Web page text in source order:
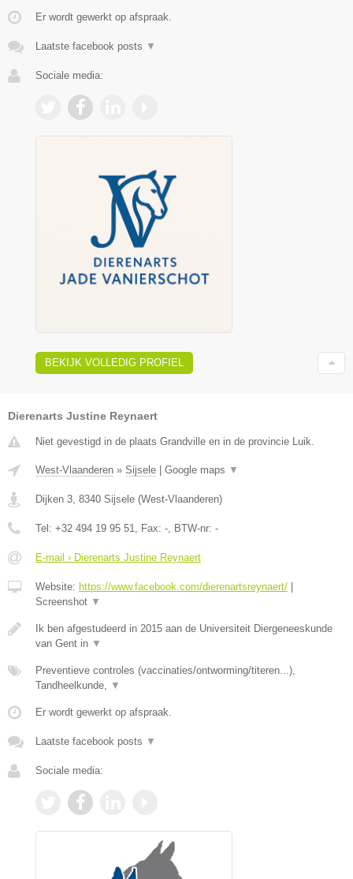
Er wordt gewerkt op afspraak.
Laatste facebook posts ▼
Sociale media:
BEKIJK VOLLEDIG PROFIEL
Dierenarts Justine Reynaert
Niet gevestigd in de plaats Grandville en in de provincie Luik.
West-Vlaanderen » Sijsele Google maps ▼
Dijken 3, 8340 Sijsele (West-Vlaanderen)
Tel: +32 494 19 95 51, Fax: -, BTW-nr: -
E-mail › Dierenarts Justine Reynaert
Website: https://www.facebook.com/dierenartsreynaert/
Screenshot ▼
Ik ben afgestudeerd in 2015 aan de Universiteit Diergeneeskunde
van Gent in ▼
Preventieve controles (vaccinaties/ontworming/titeren...),
Tandheelkunde, ▼
Er wordt gewerkt op afspraak.
Laatste facebook posts ▼
Sociale media: